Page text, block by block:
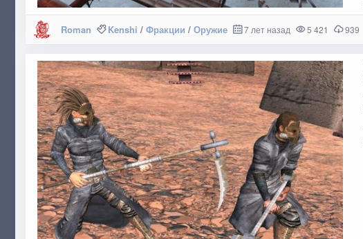
Roman Kenshi / Фракции / Оружие 7 лет назад 5 421 939